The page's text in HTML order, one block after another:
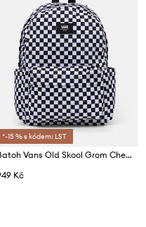
*-15 % s kódem: LST
Batoh Vans Old Skool Grom Check Backpack
Kč